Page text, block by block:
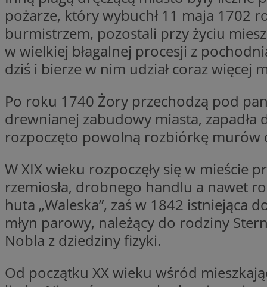
pożarze, który wybuchł 11 maja 1702
burmistrzem, pozostali przy życiu
w wielkiej błagalnej procesji z
dziś i bierze w nim udział coraz więcej
Po roku 1740 Żory przechodzą pod
drewnianej zabudowy miasta,
rozpoczęto powolną rozbiórkę murów
W XIX wieku rozpoczęły się w mieście
rzemiosła, drobnego handlu a nawet
huta „Waleska”, zaś w 1842 istniejąca
młyn parowy, należący do rodziny
Nobla z dziedziny fizyki.
Od początku XX wieku wśród
SessID
QeSessID
MvSessID
__cf_bm
suid
INGRESSCOOKIE